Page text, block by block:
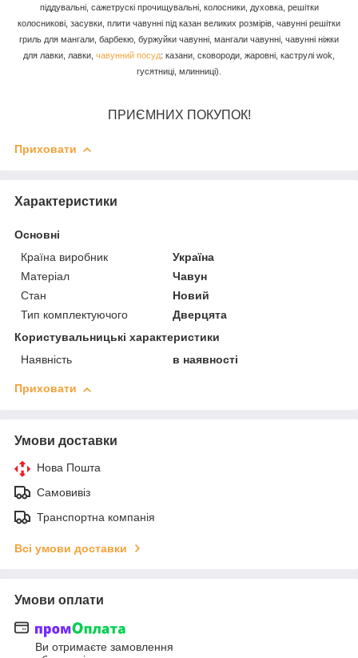
піддувальні, сажетрускі прочищувальні, колосники, духовка, решітки
колосникові, засувки, плити чавунні під казан великих розмірів, чавунні решітки
гриль для мангали, барбекю, буржуйки чавунні, мангали чавунні, чавунні ніжки
для лавки, лавки, чавунний посуд: казани, сковороди, жаровні, каструлі wok,
гусятниці, млинниці).
ПРИЄМНИХ ПОКУПОК!
Приховати
Характеристики
Основні
Країна виробник
Україна
Матеріал
Чавун
Стан
Новий
Тип комплектуючого
Дверцята
Користувальницькі характеристики
Наявність
в наявності
Приховати
Умови доставки
Нова Пошта
Самовивіз
Транспортна компанія
Всі умови доставки
Умови оплати
Ви отримаєте замовлення